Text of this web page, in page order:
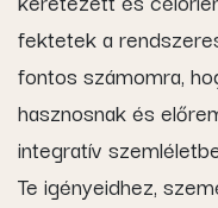
fektetek a
fontos számomra,
hasznosnak és
integratív
Te igényeidhez,